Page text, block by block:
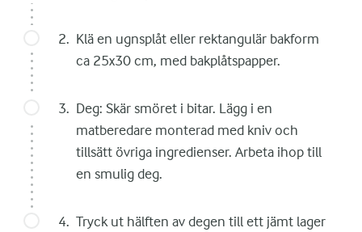
Klä en ugnsplåt eller rektangulär bakform
ca 25x30 cm, med bakplåtspapper.
Deg: Skär smöret i bitar. Lägg i en
matberedare monterad med kniv och
tillsätt övriga ingredienser. Arbeta ihop till
en smulig deg.
Tryck ut hälften av degen till ett jämt lager